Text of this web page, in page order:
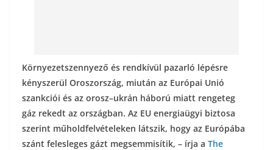
Környezetszennyező és rendkívül pazarló lépésre
kényszerül Oroszország, miután az Európai Unió
szankciói és az orosz–ukrán háború miatt rengeteg
gáz rekedt az országban. Az EU energiaügyi biztosa
szerint műholdfelvételeken látszik, hogy az Európába
szánt felesleges gázt megsemmisítik, – írja a The